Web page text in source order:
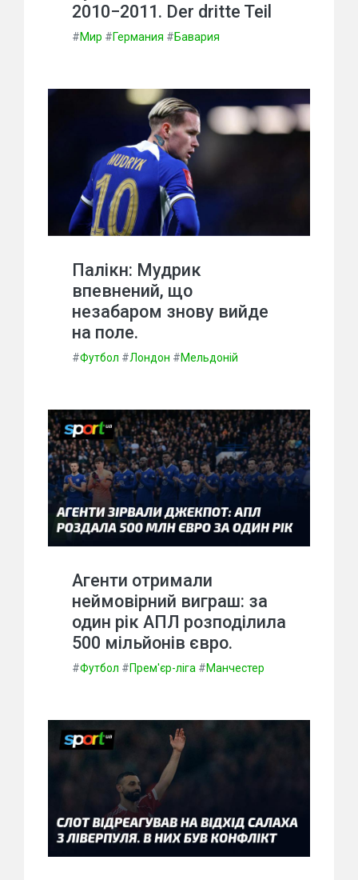
2010−2011. Der dritte Teil
#Мир #Германия #Бавария
Палікн: Мудрик
впевнений, що
незабаром знову вийде
на поле.
#Футбол #Лондон #Мельдоній
Агенти отримали
неймовірний виграш: за
один рік АПЛ розподілила
500 мільйонів євро.
#Футбол #Прем'єр-ліга #Манчестер